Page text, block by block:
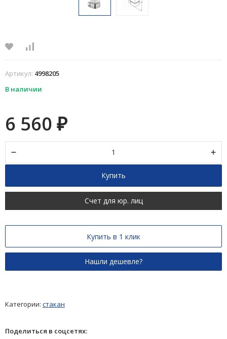
Артикул: 4998205
В наличии
6 560 ₽
Купить
Счет для юр. лиц
Купить в 1 клик
Категории: стакан
Поделиться в соцсетях: